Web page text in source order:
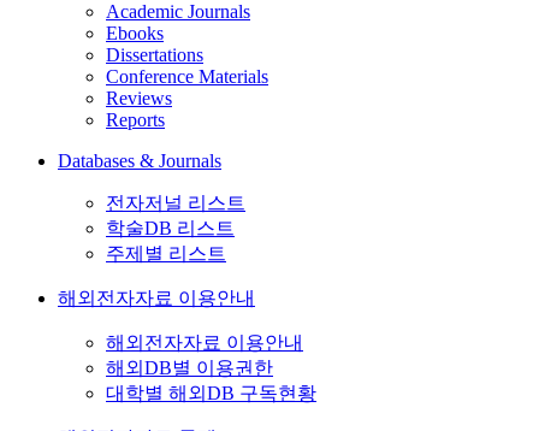
Academic Journals
Ebooks
Dissertations
Conference Materials
Reviews
Reports
Databases & Journals
전자저널 리스트
학술DB 리스트
주제별 리스트
해외전자자료 이용안내
해외전자자료 이용안내
해외DB별 이용권한
대학별 해외DB 구독현황